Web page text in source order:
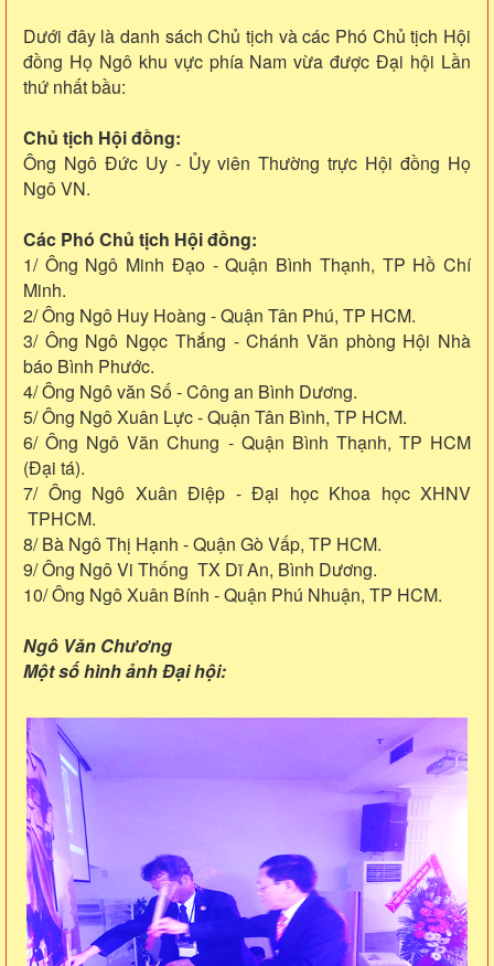
Dưới đây là danh sách Chủ tịch và các Phó Chủ tịch Hội
đồng Họ Ngô khu vực phía Nam vừa được Đại hội Lần
thứ nhất bầu:
Chủ tịch Hội đồng:
Ông Ngô Đức Uy - Ủy viên Thường trực Hội đồng Họ
Ngô VN.
Các Phó Chủ tịch Hội đồng:
1/ Ông Ngô Minh Đạo - Quận Bình Thạnh, TP Hồ Chí
Minh.
2/ Ông Ngô Huy Hoàng - Quận Tân Phú, TP HCM.
3/ Ông Ngô Ngọc Thắng - Chánh Văn phòng Hội Nhà
báo Bình Phước.
4/ Ông Ngô văn Số - Công an Bình Dương.
5/ Ông Ngô Xuân Lực - Quận Tân Bình, TP HCM.
6/ Ông Ngô Văn Chung - Quận Bình Thạnh, TP HCM
(Đại tá).
7/ Ông Ngô Xuân Điệp - Đại học Khoa học XHNV
TPHCM.
8/ Bà Ngô Thị Hạnh - Quận Gò Vấp, TP HCM.
9/ Ông Ngô Vi Thống TX Dĩ An, Bình Dương.
10/ Ông Ngô Xuân Bính - Quận Phú Nhuận, TP HCM.
Ngô Văn Chương
Một số hình ảnh Đại hội: